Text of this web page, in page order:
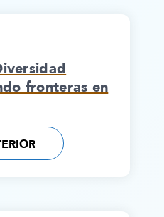
fronteras en